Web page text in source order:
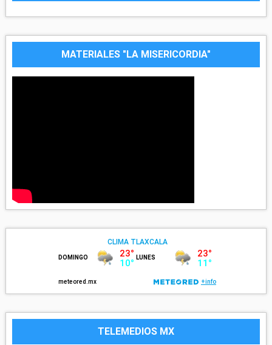
MATERIALES "LA MISERICORDIA"
TELEMEDIOS MX